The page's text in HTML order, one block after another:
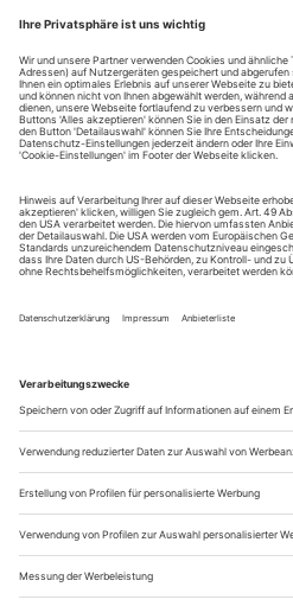
Tür Béla Bartók kurze, knackige
das bange Ende von
vorweggenommen wird, hält
Münchner Philharmonikern
Auch wenn bei der «siebten Tür»
Tod und Verklärung
Verdis «La traviata» im wieder
Venedig
Eine weise Entscheidung,
am selben Ort herausbrachte,
rischen Vorlage von
Gegenwart abbilden und die
Zeit bloßstellen solle....
«Hugenotten»? Morgens um
Konrad Beikircher über Magie,